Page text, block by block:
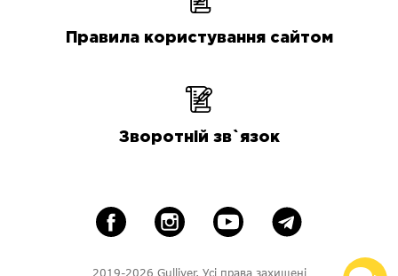
Правила користування сайтом
Зворотній зв`язок
2019-2026 Gulliver. Усі права захищені